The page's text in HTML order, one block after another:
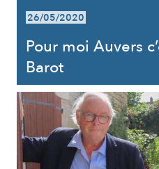
26/05/2020
Pour moi Auvers
Barot